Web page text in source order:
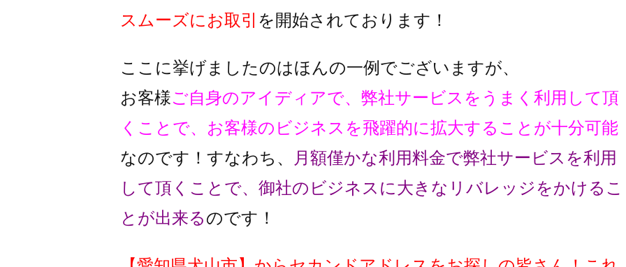
スムーズに お取引 を開始されております！
ここに挙げましたのはほんの一例でございますが、
お客様ご自身のアイディアで、弊社サービスをうまく利用して頂
くことで、 お客様のビジネスを飛躍的に拡大することが十分可能
なのです！ すなわち、
月額僅かな利用料金で弊社サービスを利用
して頂くことで、 御社のビジネスに大きなリバレッジをかけるこ
とが出来るのです！